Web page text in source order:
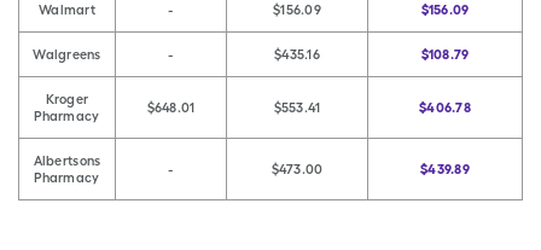
Walmart - $156.09 $156.09
Walgreens - $435.16 $108.79
Kroger
Pharmacy
$648.01 $553.41 $406.78
Albertsons
Pharmacy
- $473.00 $439.89